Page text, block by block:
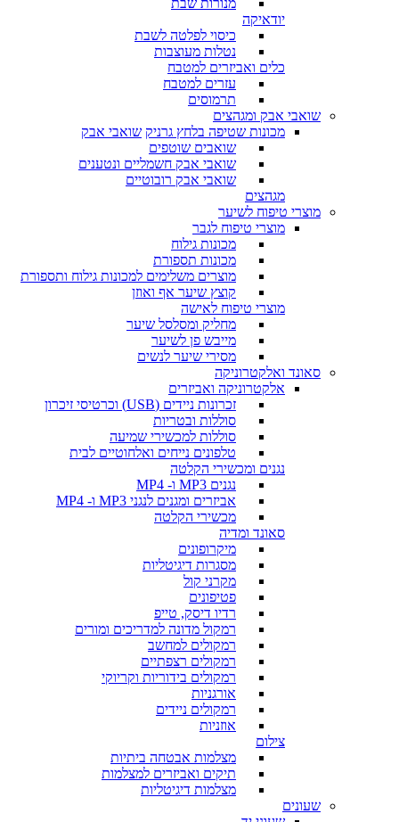
מנורות שבת
יודאיקה
כיסוי לפלטה לשבת
נטלות מעוצבות
כלים ואביזרים למטבח
עזרים למטבח
תרמוסים
שואבי אבק ומגהצים
מכונות שטיפה בלחץ גרניק שואבי אבק
שואבים שוטפים
שואבי אבק חשמליים ונטענים
שואבי אבק רובוטיים
מגהצים
מוצרי טיפוח לשיער
מוצרי טיפוח לגבר
מכונות גילוח
מכונות תספורת
מוצרים משלימים למכונות גילוח ותספורת
קוצץ שיער אף ואוזן
מוצרי טיפוח לאישה
מחליק ומסלסל שיער
מייבש פן לשיער
מסירי שיער לנשים
סאונד ואלקטרוניקה
אלקטרוניקה ואביזרים
זכרונות ניידים (USB) וכרטיסי זיכרון
סוללות ובטריות
סוללות למכשירי שמיעה
טלפונים נייחים ואלחוטיים לבית
נגנים ומכשירי הקלטה
נגנים MP3 ו- MP4
אביזרים ומגנים לנגני MP3 ו- MP4
מכשירי הקלטה
סאונד ומדיה
מיקרופונים
מסגרות דיגיטליות
מקרני קול
פטיפונים
רדיו דיסק, טייפ
רמקול מדונה למדריכים ומורים
רמקולים למחשב
רמקולים רצפתיים
רמקולים בידוריות וקריוקי
אורגניות
רמקולים ניידים
אוזניות
צילום
מצלמות אבטחה ביתיות
תיקים ואביזרים למצלמות
מצלמות דיגיטליות
שעונים